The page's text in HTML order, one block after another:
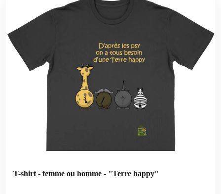
T-shirt - femme ou homme - "Terre happy"